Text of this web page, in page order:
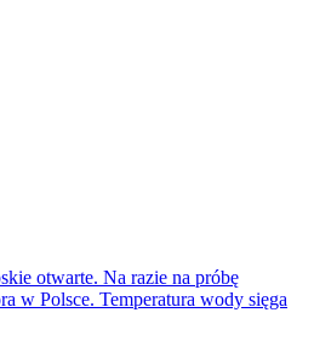
otwarte. Na razie na próbę
w Polsce. Temperatura wody sięga